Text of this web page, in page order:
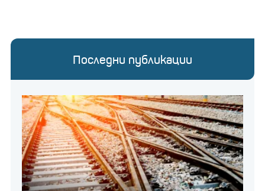
Последни публикации